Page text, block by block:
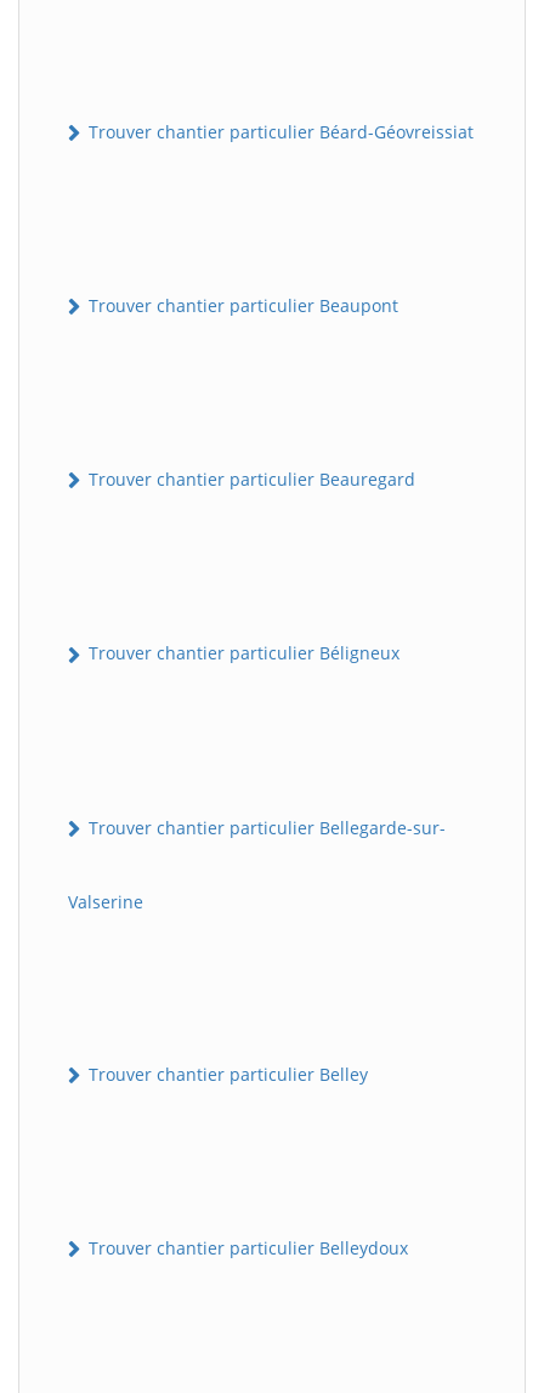
Trouver chantier particulier Béard-Géovreissiat
Trouver chantier particulier Beaupont
Trouver chantier particulier Beauregard
Trouver chantier particulier Béligneux
Trouver chantier particulier Bellegarde-sur-
Valserine
Trouver chantier particulier Belley
Trouver chantier particulier Belleydoux